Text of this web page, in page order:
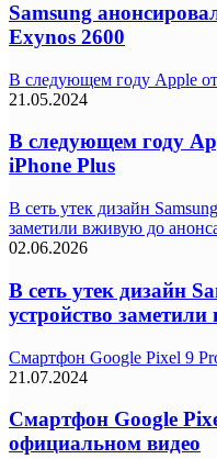
Samsung
Exynos 2600
В следующем году Apple
21.05.2024
В следующем году
iPhone Plus
В сеть утек дизайн
заметили вживую до
02.06.2026
В сеть утек дизайн
устройство
Смартфон Google Pixel 9
21.07.2024
Смартфон Google
официальном видео